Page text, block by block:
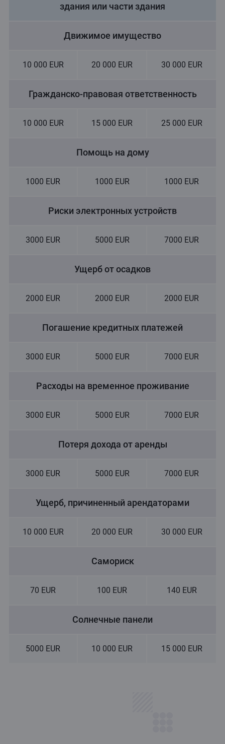
здания или части здания
Движимое имущество
10 000 EUR 20 000 EUR 30 000 EUR
Гражданско-правовая ответственность
10 000 EUR 15 000 EUR 25 000 EUR
Помощь на дому
1000 EUR 1000 EUR 1000 EUR
Риски электронных устройств
3000 EUR 5000 EUR 7000 EUR
Ущерб от осадков
2000 EUR 2000 EUR 2000 EUR
Погашение кредитных платежей
3000 EUR 5000 EUR 7000 EUR
Расходы на временное проживание
3000 EUR 5000 EUR 7000 EUR
Потеря дохода от аренды
3000 EUR 5000 EUR 7000 EUR
Ущерб, причиненный арендаторами
10 000 EUR 20 000 EUR 30 000 EUR
Cамориск
70 EUR 100 EUR 140 EUR
Солнечные панели
5000 EUR 10 000 EUR 15 000 EUR